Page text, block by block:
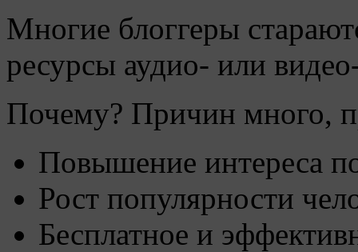
Многие блоггеры
ресурсы аудио- или
Почему? Причин много,
Повышение интереса
Рост популярности
Бесплатное и